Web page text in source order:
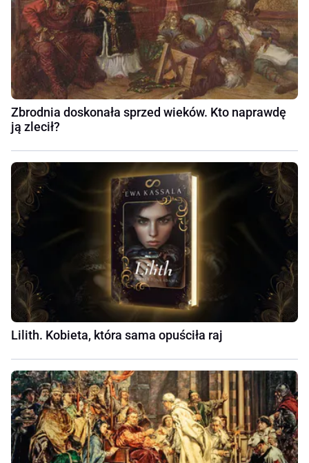
Zbrodnia doskonała sprzed wieków. Kto naprawdę
ją zlecił?
Lilith. Kobieta, która sama opuściła raj